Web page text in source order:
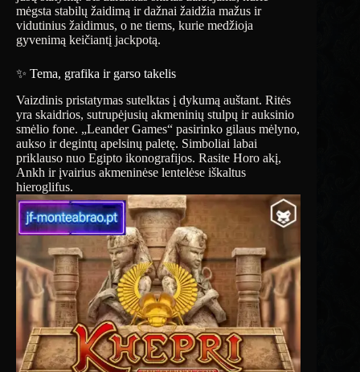
mėgsta stabilų žaidimą ir dažnai žaidžia mažus ir
vidutinius žaidimus, o ne tiems, kurie medžioja
gyvenimą keičiantį jackpotą.
✨ Tema, grafika ir garso takelis
Vaizdinis pristatymas sutelktas į dykumą auštant. Ritės
yra skaidrios, sutrupėjusių akmeninių stulpų ir auksinio
smėlio fone. „Leander Games“ pasirinko gilaus mėlyno,
aukso ir degintų apelsinų paletę. Simboliai labai
priklauso nuo Egipto ikonografijos. Rasite Horo akį,
Ankh ir įvairius akmeninėse lentelėse iškaltus
hieroglifus.